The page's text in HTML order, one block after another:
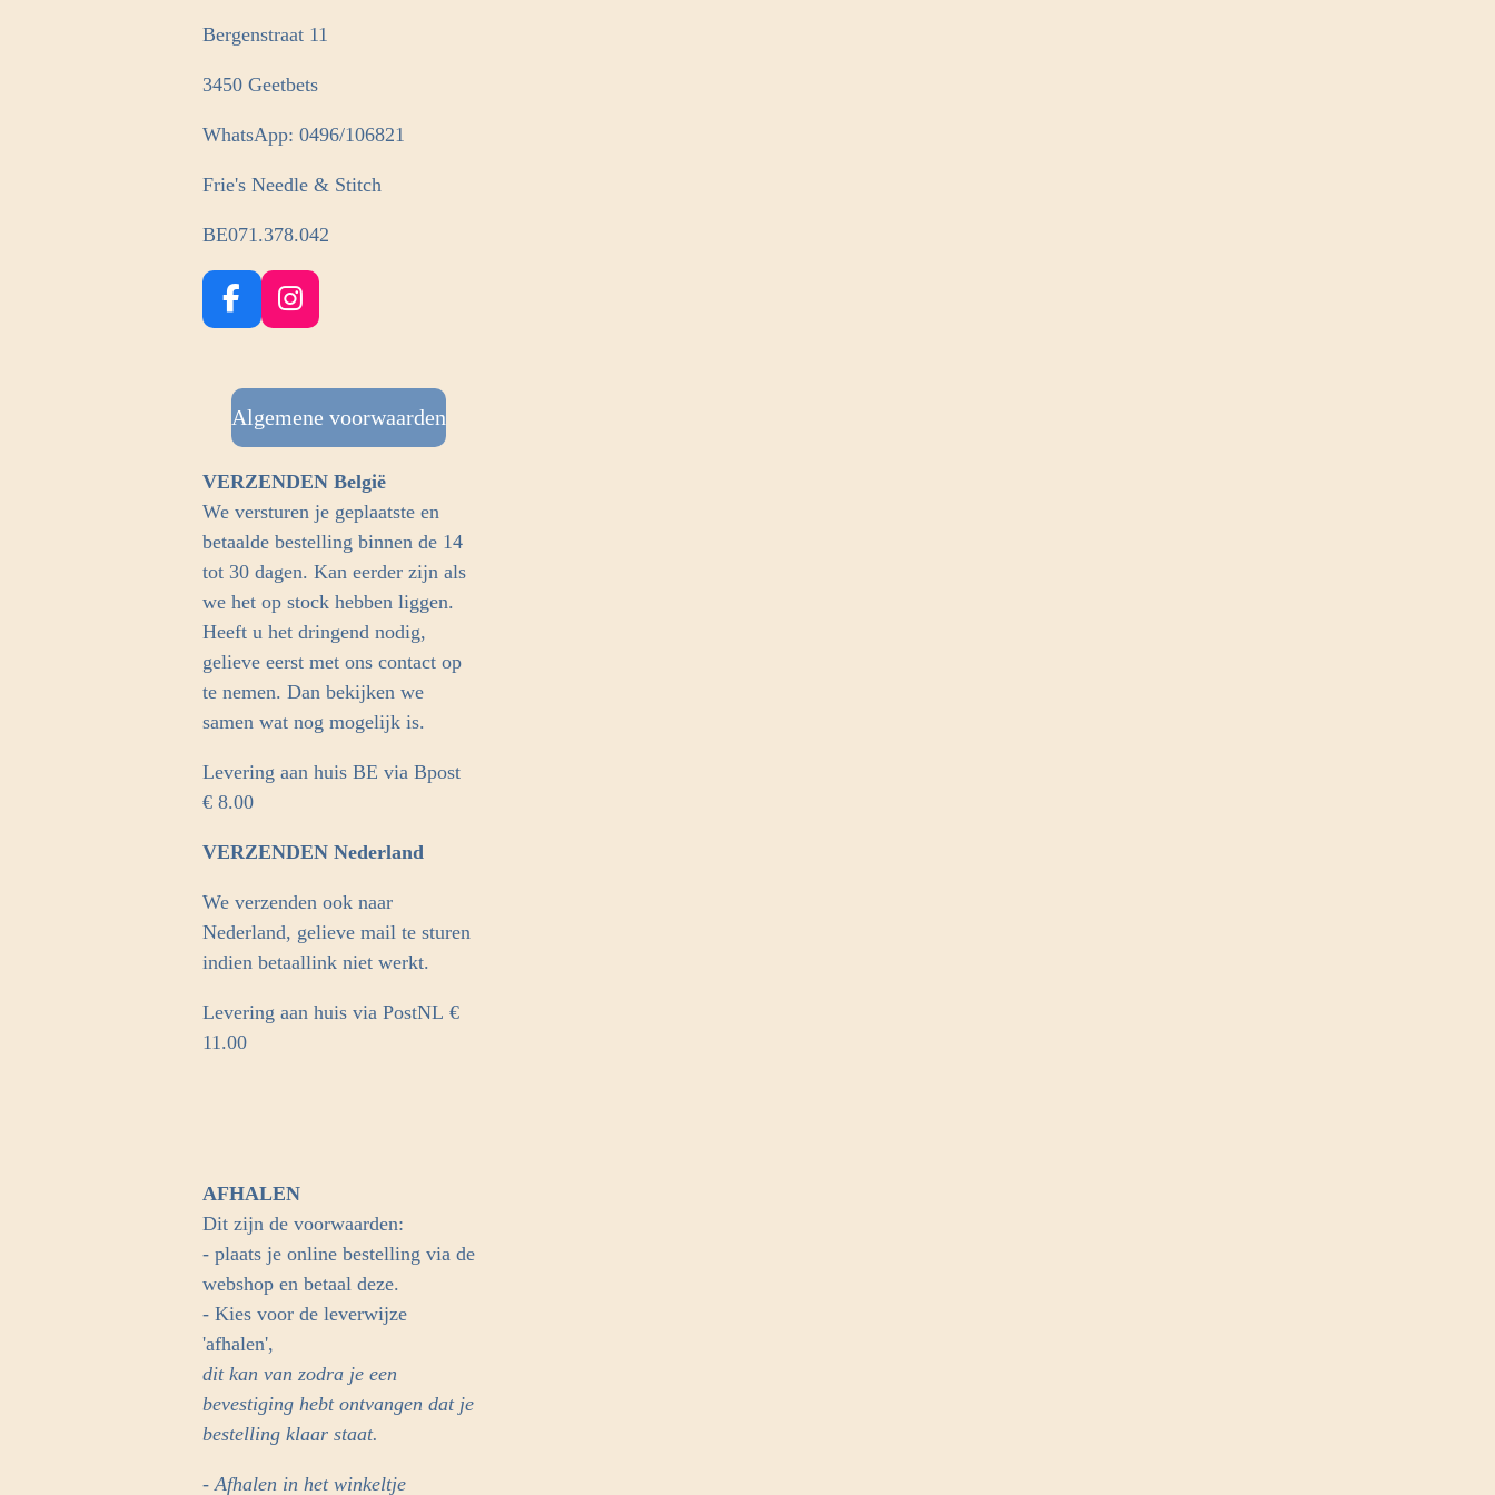
Bergenstraat 11
3450 Geetbets
WhatsApp: 0496/106821
Frie's Needle & Stitch
BE071.378.042
F
e
b
o
o
I
t
a
g
r
m
Algemene voorwaarden
VERZENDEN België
We versturen je geplaatste en
betaalde bestelling binnen de 14
tot 30 dagen. Kan eerder zijn als
we het op stock hebben liggen.
Heeft u het dringend nodig,
gelieve eerst met ons contact op
te nemen. Dan bekijken we
samen wat nog mogelijk is.
Levering aan huis BE via Bpost
€ 8.00
VERZENDEN Nederland
We verzenden ook naar
Nederland, gelieve mail te sturen
indien betaallink niet werkt.
Levering aan huis via PostNL €
11.00
AFHALEN
Dit zijn de voorwaarden:
- plaats je online bestelling via de
webshop en betaal deze.
- Kies voor de leverwijze
'afhalen',
dit kan van zodra je een
bevestiging hebt ontvangen dat je
bestelling klaar staat.
- Afhalen in het winkeltje